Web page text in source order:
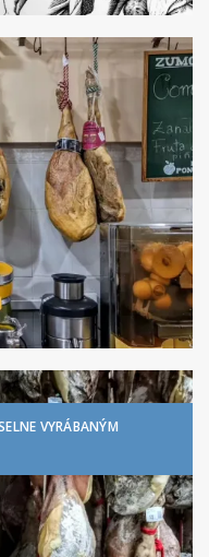
VYRÁBANÝM